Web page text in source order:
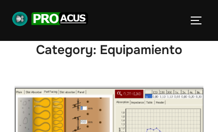
Category: Equipamiento